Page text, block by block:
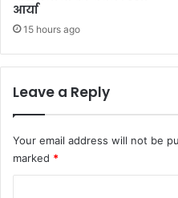
आर्या
15 hours ago
Leave a Reply
Your email address will not be
marked *